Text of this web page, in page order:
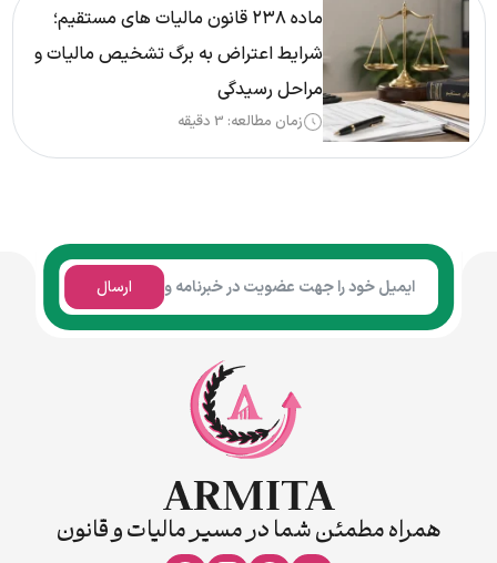
ماده ۲۳۸ قانون مالیات های مستقیم؛
شرایط اعتراض به برگ تشخیص مالیات و
مراحل رسیدگی
زمان مطالعه: 3 دقیقه
همراه مطمئن شما در مسیر مالیات و قانون
ارسال